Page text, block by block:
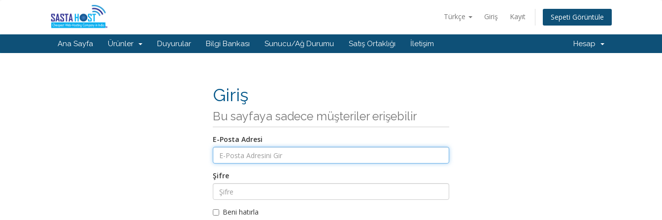
Türkçe Giriş Kayıt Sepeti Görüntüle
Ana Sayfa Ürünler Duyurular Bilgi Bankası Sunucu/Ağ Durumu Satış Ortaklığı İletişim Hesap
Giriş
Bu sayfaya sadece müşteriler erişebilir
E-Posta Adresi
Şifre
Beni hatırla